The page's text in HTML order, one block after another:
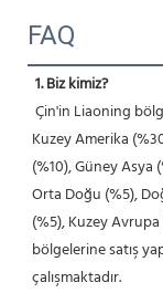
FAQ
1. Biz kimiz?
Kuzey Amerika
(%10), Güney Asya
Orta Doğu (%5),
(%5), Kuzey
bölgelerine satış
çalışmaktadır.